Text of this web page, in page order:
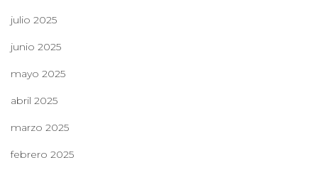
julio 2025
junio 2025
mayo 2025
abril 2025
marzo 2025
febrero 2025